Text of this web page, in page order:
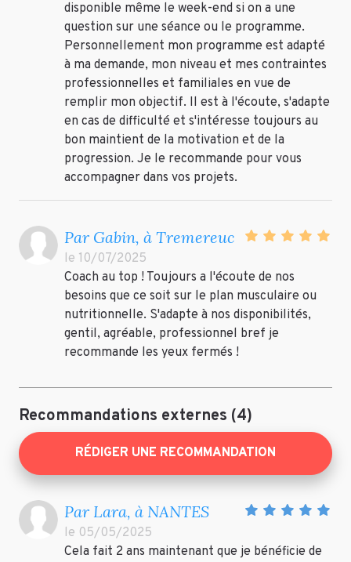
disponible même le week-end si on a une
question sur une séance ou le programme.
Personnellement mon programme est adapté
à ma demande, mon niveau et mes contraintes
professionnelles et familiales en vue de
remplir mon objectif. Il est à l'écoute, s'adapte
en cas de difficulté et s'intéresse toujours au
bon maintient de la motivation et de la
progression. Je le recommande pour vous
accompagner dans vos projets.
Par Gabin, à Tremereuc
le 10/07/2025
Coach au top ! Toujours a l'écoute de nos
besoins que ce soit sur le plan musculaire ou
nutritionnelle. S'adapte à nos disponibilités,
gentil, agréable, professionnel bref je
recommande les yeux fermés !
Recommandations externes (4)
RÉDIGER UNE RECOMMANDATION
Par Lara, à NANTES
le 05/05/2025
Cela fait 2 ans maintenant que je bénéficie de